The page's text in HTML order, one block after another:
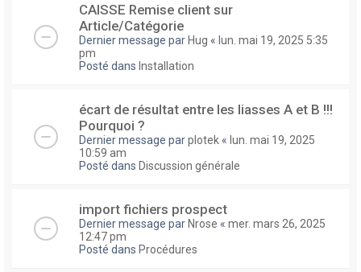
CAISSE Remise client sur
Article/Catégorie
Dernier message par Hug « lun. mai 19, 2025 5:35
pm
Posté dans Installation
écart de résultat entre les liasses A et B !!!
Pourquoi ?
Dernier message parplotek « lun. mai 19, 2025
10:59 am
Posté dans Discussion générale
import fichiers prospect
Dernier message par Nrose « mer. mars 26, 2025
12:47 pm
Posté dans Procédures